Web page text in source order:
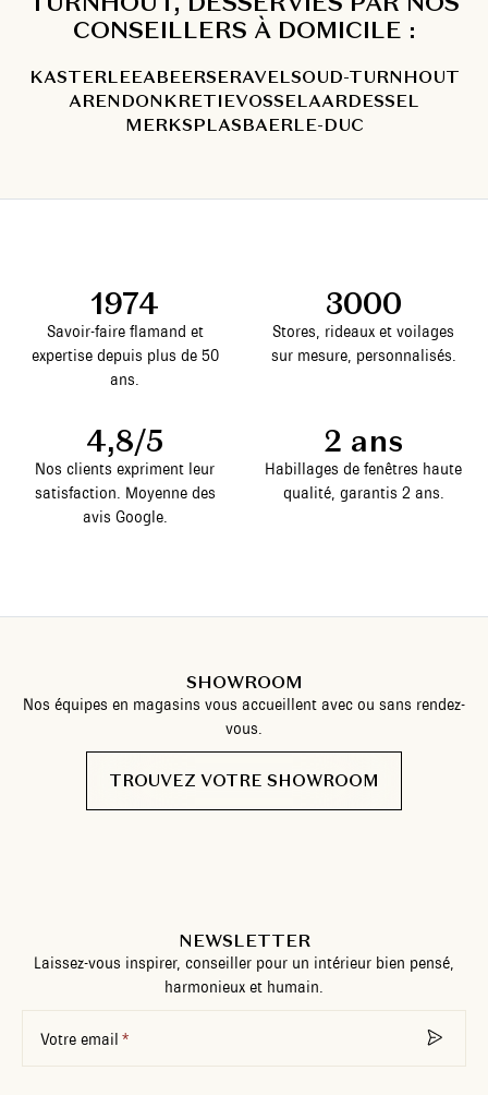
CONSEILLERS À DOMICILE :
KASTERLEEABEERSERAVELSOUD-TURNHOUT
ARENDONKRETIEVOSSELAARDESSEL
MERKSPLASBAERLE-DUC
1974
Savoir-faire flamand et
expertise depuis plus de 50
ans.
3000
Stores, rideaux et voilages
sur mesure, personnalisés.
4,8/5
Nos clients expriment leur
satisfaction. Moyenne des
avis Google.
2 ans
Habillages de fenêtres haute
qualité, garantis 2 ans.
SHOWROOM
Nos équipes en magasins vous accueillent avec ou sans rendez-
vous.
TROUVEZ VOTRE SHOWROOM
NEWSLETTER
Laissez-vous inspirer, conseiller pour un intérieur bien pensé,
harmonieux et humain.
Votre email